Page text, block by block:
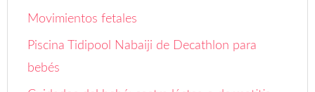
Movimientos fetales
Piscina Tidipool Nabaiji de Decathlon para
bebés